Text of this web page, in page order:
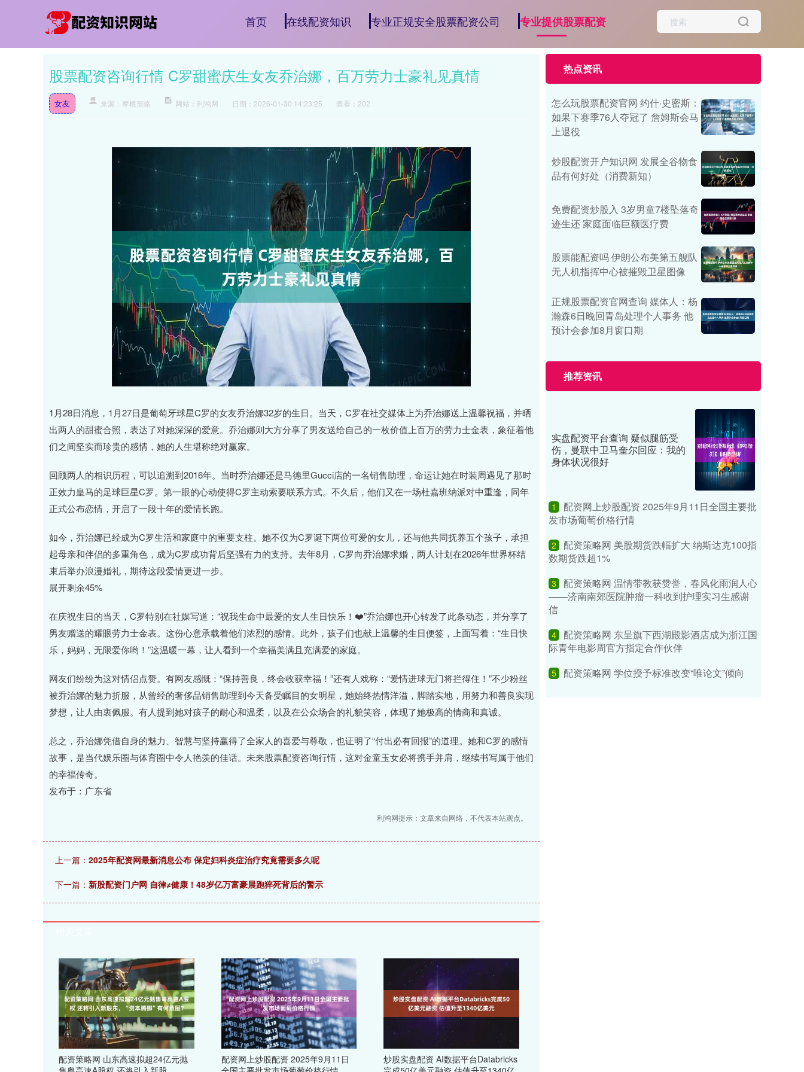
首页 在线配资知识 专业正规安全股票配资公司 专业提供股票配资
股票配资咨询行情 C罗甜蜜庆生女友乔治娜，百万劳力士豪礼见真情
女友 来源：摩根策略 网站：利鸿网 日期：2026-01-30 14:23:25 查看：202
1月28日消息，1月27日是葡萄牙球星C罗的女友乔治娜32岁的生日。当天，C罗在社交媒体上为乔治娜送上温馨祝福，并晒
出两人的甜蜜合照，表达了对她深深的爱意。乔治娜则大方分享了男友送给自己的一枚价值上百万的劳力士金表，象征着他
们之间坚实而珍贵的感情，她的人生堪称绝对赢家。
回顾两人的相识历程，可以追溯到2016年。当时乔治娜还是马德里Gucci店的一名销售助理，命运让她在时装周遇见了那时
正效力皇马的足球巨星C罗。第一眼的心动使得C罗主动索要联系方式。不久后，他们又在一场杜嘉班纳派对中重逢，同年
正式公布恋情，开启了一段十年的爱情长跑。
如今，乔治娜已经成为C罗生活和家庭中的重要支柱。她不仅为C罗诞下两位可爱的女儿，还与他共同抚养五个孩子，承担
起母亲和伴侣的多重角色，成为C罗成功背后坚强有力的支持。去年8月，C罗向乔治娜求婚，两人计划在2026年世界杯结
束后举办浪漫婚礼，期待这段爱情更进一步。
展开剩余45%
在庆祝生日的当天，C罗特别在社媒写道：“祝我生命中最爱的女人生日快乐！❤️”乔治娜也开心转发了此条动态，并分享了
男友赠送的耀眼劳力士金表。这份心意承载着他们浓烈的感情。此外，孩子们也献上温馨的生日便签，上面写着：“生日快
乐，妈妈，无限爱你哟！”这温暖一幕，让人看到一个幸福美满且充满爱的家庭。
网友们纷纷为这对情侣点赞。有网友感慨：“保持善良，终会收获幸福！”还有人戏称：“爱情进球无门将拦得住！”不少粉丝
被乔治娜的魅力折服，从曾经的奢侈品销售助理到今天备受瞩目的女明星，她始终热情洋溢，脚踏实地，用努力和善良实现
梦想，让人由衷佩服。有人提到她对孩子的耐心和温柔，以及在公众场合的礼貌笑容，体现了她极高的情商和真诚。
总之，乔治娜凭借自身的魅力、智慧与坚持赢得了全家人的喜爱与尊敬，也证明了“付出必有回报”的道理。她和C罗的感情
故事，是当代娱乐圈与体育圈中令人艳羡的佳话。未来股票配资咨询行情，这对金童玉女必将携手并肩，继续书写属于他们
的幸福传奇。
发布于：广东省
利鸿网提示：文章来自网络，不代表本站观点。
上一篇： 2025年配资网最新消息公布 保定妇科炎症治疗究竟需要多久呢
下一篇： 新股配资门户网 自律≠健康！48岁亿万富豪晨跑猝死背后的警示
配资策略网 山东高速拟超24亿元抛
配资网上炒股配资 2025年9月11日
炒股实盘配资 AI数据平台Databricks
热点资讯
怎么玩股票配资官网 约什·史密斯：
如果下赛季76人夺冠了 詹姆斯会马
上退役
炒股配资开户知识网 发展全谷物食
品有何好处（消费新知）
免费配资炒股入 3岁男童7楼坠落奇
迹生还 家庭面临巨额医疗费
股票能配资吗 伊朗公布美第五舰队
无人机指挥中心被摧毁卫星图像
正规股票配资官网查询 媒体人：杨
瀚森6日晚回青岛处理个人事务 他
预计会参加8月窗口期
推荐资讯
实盘配资平台查询 疑似腿筋受
伤，曼联中卫马奎尔回应：我的
身体状况很好
1
配资网上炒股配资 2025年9月11日全国主要批
发市场葡萄价格行情
2
配资策略网 美股期货跌幅扩大 纳斯达克100指
数期货跌超1%
3
配资策略网 温情带教获赞誉，春风化雨润人心
——济南南郊医院肿瘤一科收到护理实习生感谢
信
4
配资策略网 东呈旗下西湖殿影酒店成为浙江国
际青年电影周官方指定合作伙伴
5 配资策略网 学位授予标准改变“唯论文”倾向